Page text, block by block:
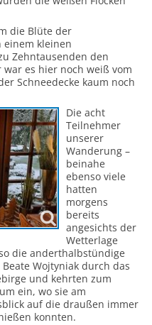
die Blüte der
einem kleinen
Zehntausenden den
es hier noch weiß vom
Schneedecke kaum noch
Die acht
Teilnehmer
unserer
Wanderung –
beinahe
ebenso viele
hatten
morgens
bereits
angesichts der
Wetterlage
die anderthalbstündige
Wojtyniak durch das
und kehrten zum
ein, wo sie am
auf die draußen immer
konnten.